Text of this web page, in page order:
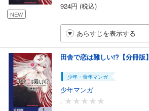
NEW
924円 (税込)
あらすじを表示する
田舎で恋は難しい!?【分冊版】
少年・青年マンガ
少年マンガ
-